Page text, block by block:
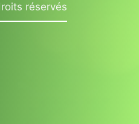
réservés